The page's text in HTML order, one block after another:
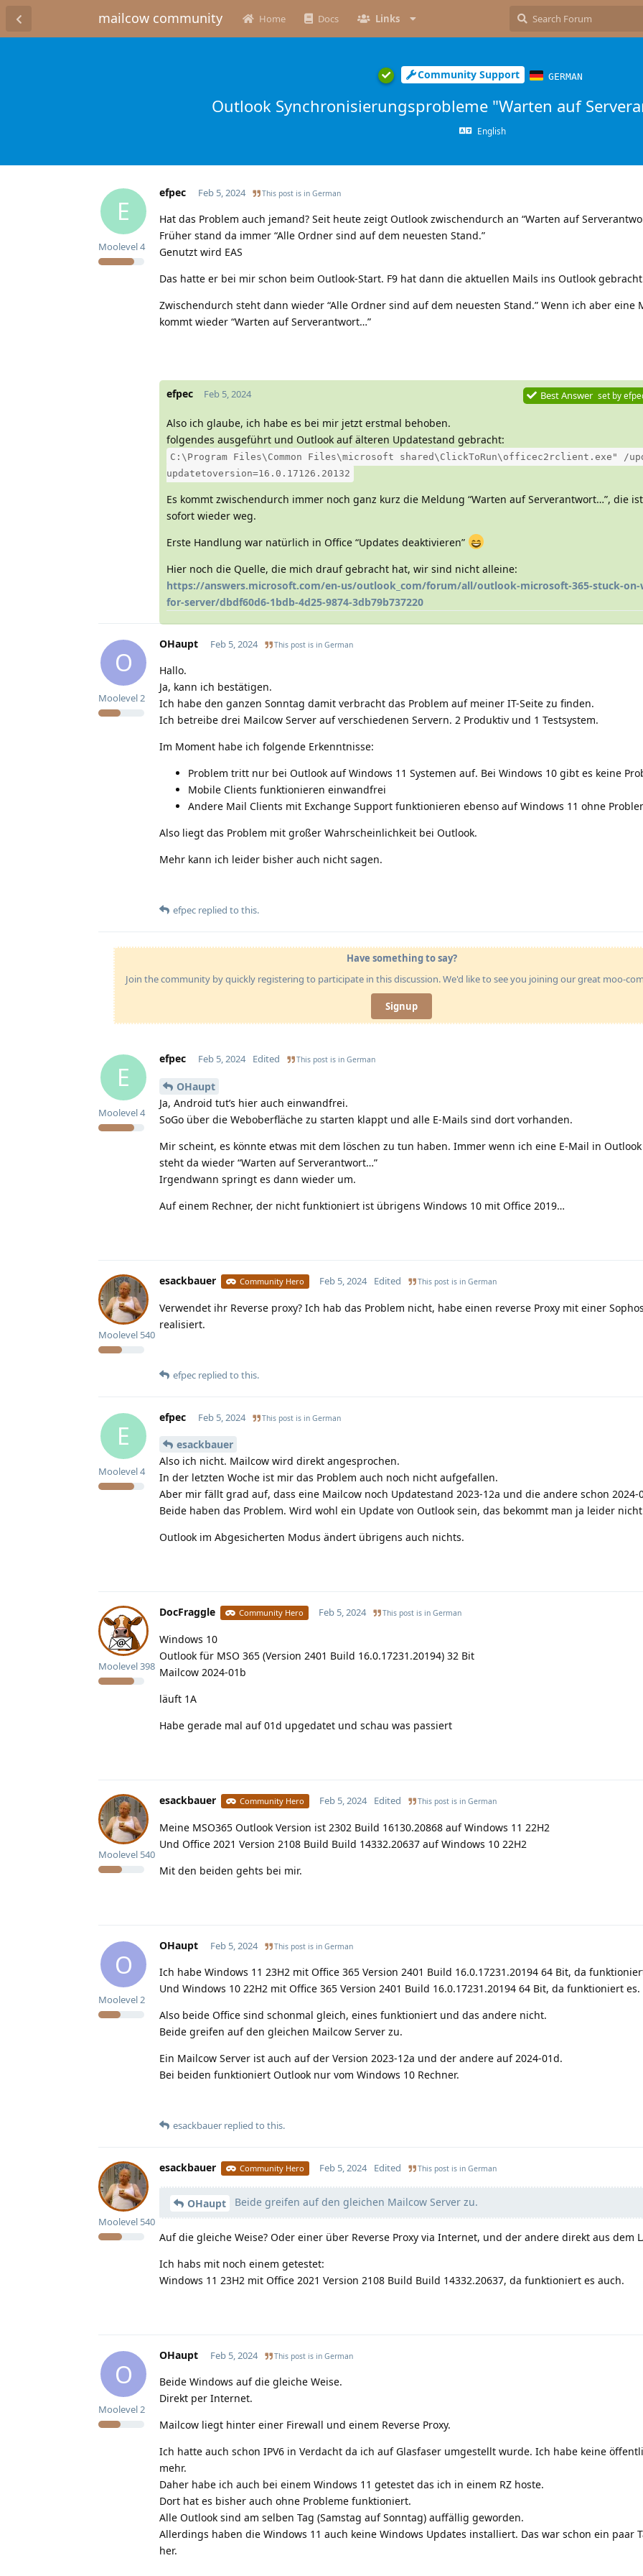
mailcow community Home Docs Links
Community Support GERMAN
Outlook Synchronisierungsprobleme "Warten auf
English
E
efpec
Moolevel4
Feb 5, 2024 This post is in German
Hat das Problem auch jemand? Seit heute zeigt Outlook zwischendurch an “Warten auf
Früher stand da immer “Alle Ordner sind auf dem neuesten Stand.”
Genutzt wird EAS
Das hatte er bei mir schon beim Outlook-Start. F9 hat dann die aktuellen Mails ins Outlook
Zwischendurch steht dann wieder “Alle Ordner sind auf dem neuesten Stand.” Wenn ich aber eine
kommt wieder “Warten auf Serverantwort…”
efpec Feb 5, 2024 Best Answer set by
Also ich glaube, ich habe es bei mir jetzt erstmal behoben.
folgendes ausgeführt und Outlook auf älteren Updatestand gebracht:
C:\Program Files\Common Files\microsoft shared\ClickToRun\officec2rclient.exe" /
updatetoversion=16.0.17126.20132
Es kommt zwischendurch immer noch ganz kurz die Meldung “Warten auf Serverantwort…”, die
sofort wieder weg.
Erste Handlung war natürlich in Office “Updates deaktivieren”
Hier noch die Quelle, die mich drauf gebracht hat, wir sind nicht alleine:
https://answers.microsoft.com/en-us/outlook_com/forum/all/outlook-microsoft-365-stuck-
for-server/dbdf60d6-1bdb-4d25-9874-3db79b737220
O
OHaupt
Moolevel2
Feb 5, 2024 This post is in German
Hallo.
Ja, kann ich bestätigen.
Ich habe den ganzen Sonntag damit verbracht das Problem auf meiner IT-Seite zu finden.
Ich betreibe drei Mailcow Server auf verschiedenen Servern. 2 Produktiv und 1 Testsystem.
Im Moment habe ich folgende Erkenntnisse:
Problem tritt nur bei Outlook auf Windows 11 Systemen auf. Bei Windows 10 gibt es keine
Mobile Clients funktionieren einwandfrei
Andere Mail Clients mit Exchange Support funktionieren ebenso auf Windows 11 ohne
Also liegt das Problem mit großer Wahrscheinlichkeit bei Outlook.
Mehr kann ich leider bisher auch nicht sagen.
efpec replied to this.
Have something to say?
Join the community by quickly registering to participate in this discussion. We'd like to see you joining our great moo-
Signup
E
efpec
Moolevel4
Feb 5, 2024 Edited This post is in German
OHaupt
Ja, Android tut’s hier auch einwandfrei.
SoGo über die Weboberfläche zu starten klappt und alle E-Mails sind dort vorhanden.
Mir scheint, es könnte etwas mit dem löschen zu tun haben. Immer wenn ich eine E-Mail in Outlook
steht da wieder “Warten auf Serverantwort…”
Irgendwann springt es dann wieder um.
Auf einem Rechner, der nicht funktioniert ist übrigens Windows 10 mit Office 2019…
esackbauer Community Hero
Moolevel 540
Feb 5, 2024 Edited This post is in German
Verwendet ihr Reverse proxy? Ich hab das Problem nicht, habe einen reverse Proxy mit einer
realisiert.
efpec replied to this.
E
efpec
Moolevel4
Feb 5, 2024 This post is in German
esackbauer
Also ich nicht. Mailcow wird direkt angesprochen.
In der letzten Woche ist mir das Problem auch noch nicht aufgefallen.
Aber mir fällt grad auf, dass eine Mailcow noch Updatestand 2023-12a und die andere schon 2024-
Beide haben das Problem. Wird wohl ein Update von Outlook sein, das bekommt man ja leider
Outlook im Abgesicherten Modus ändert übrigens auch nichts.
DocFraggle Community Hero
Moolevel398
Feb 5, 2024 This post is in German
Windows 10
Outlook für MSO 365 (Version 2401 Build 16.0.17231.20194) 32 Bit
Mailcow 2024-01b
läuft 1A
Habe gerade mal auf 01d upgedatet und schau was passiert
esackbauer Community Hero
Moolevel 540
Feb 5, 2024 Edited This post is in German
Meine MSO365 Outlook Version ist 2302 Build 16130.20868 auf Windows 11 22H2
Und Office 2021 Version 2108 Build Build 14332.20637 auf Windows 10 22H2
Mit den beiden gehts bei mir.
O
OHaupt
Moolevel2
Feb 5, 2024 This post is in German
Ich habe Windows 11 23H2 mit Office 365 Version 2401 Build 16.0.17231.20194 64 Bit, da
Und Windows 10 22H2 mit Office 365 Version 2401 Build 16.0.17231.20194 64 Bit, da funktioniert es.
Also beide Office sind schonmal gleich, eines funktioniert und das andere nicht.
Beide greifen auf den gleichen Mailcow Server zu.
Ein Mailcow Server ist auch auf der Version 2023-12a und der andere auf 2024-01d.
Bei beiden funktioniert Outlook nur vom Windows 10 Rechner.
esackbauer replied to this.
esackbauer Community Hero
Moolevel 540
Feb 5, 2024 Edited This post is in German
OHaupt Beide greifen auf den gleichen Mailcow Server zu.
Auf die gleiche Weise? Oder einer über Reverse Proxy via Internet, und der andere direkt aus dem
Ich habs mit noch einem getestet:
Windows 11 23H2 mit Office 2021 Version 2108 Build Build 14332.20637, da funktioniert es auch.
O
OHaupt
Moolevel2
Feb 5, 2024 This post is in German
Beide Windows auf die gleiche Weise.
Direkt per Internet.
Mailcow liegt hinter einer Firewall und einem Reverse Proxy.
Ich hatte auch schon IPV6 in Verdacht da ich auf Glasfaser umgestellt wurde. Ich habe keine
mehr.
Daher habe ich auch bei einem Windows 11 getestet das ich in einem RZ hoste.
Dort hat es bisher auch ohne Probleme funktioniert.
Alle Outlook sind am selben Tag (Samstag auf Sonntag) auffällig geworden.
Allerdings haben die Windows 11 auch keine Windows Updates installiert. Das war schon ein paar
her.